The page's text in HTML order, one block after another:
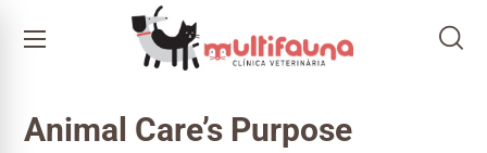
Animal Care’s Purpose